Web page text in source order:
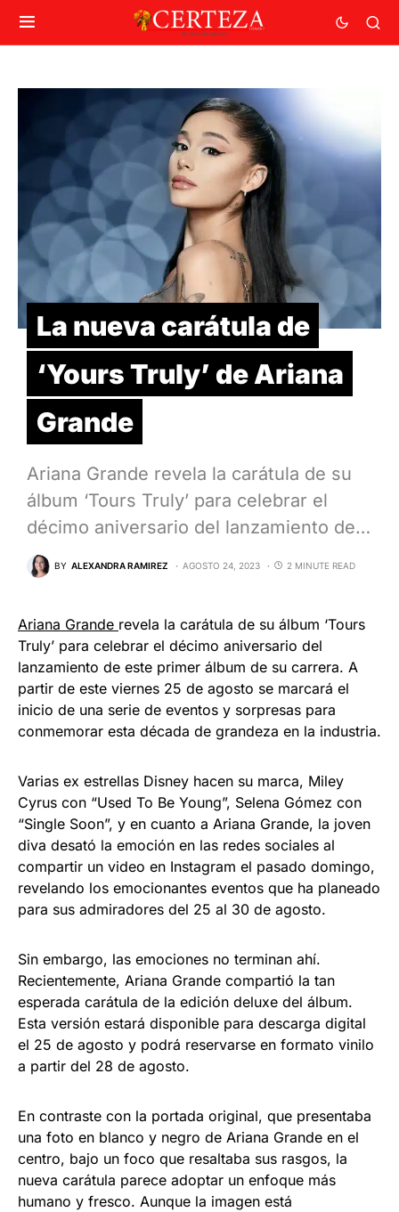
La nueva carátula de
‘Yours Truly’ de Ariana
Grande
Ariana Grande revela la carátula de su
álbum ‘Tours Truly’ para celebrar el
décimo aniversario del lanzamiento de…
BY ALEXANDRA RAMIREZ AGOSTO 24, 2023 2 MINUTE READ
Ariana Grande revela la carátula de su álbum ‘Tours
Truly’ para celebrar el décimo aniversario del
lanzamiento de este primer álbum de su carrera. A
partir de este viernes 25 de agosto se marcará el
inicio de una serie de eventos y sorpresas para
conmemorar esta década de grandeza en la industria.
Varias ex estrellas Disney hacen su marca, Miley
Cyrus con “Used To Be Young”, Selena Gómez con
“Single Soon”, y en cuanto a Ariana Grande, la joven
diva desató la emoción en las redes sociales al
compartir un video en Instagram el pasado domingo,
revelando los emocionantes eventos que ha planeado
para sus admiradores del 25 al 30 de agosto.
Sin embargo, las emociones no terminan ahí.
Recientemente, Ariana Grande compartió la tan
esperada carátula de la edición deluxe del álbum.
Esta versión estará disponible para descarga digital
el 25 de agosto y podrá reservarse en formato vinilo
a partir del 28 de agosto.
En contraste con la portada original, que presentaba
una foto en blanco y negro de Ariana Grande en el
centro, bajo un foco que resaltaba sus rasgos, la
nueva carátula parece adoptar un enfoque más
humano y fresco. Aunque la imagen está